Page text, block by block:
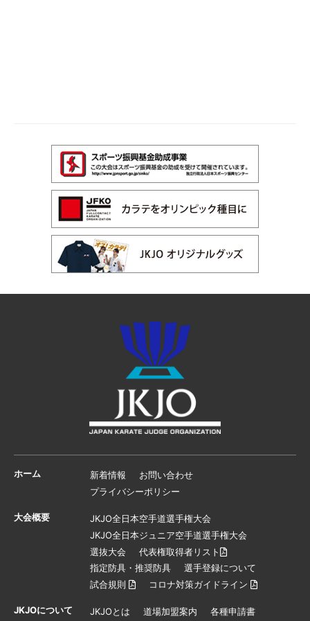
ホーム 新着情報
お問い合わせ
プライバシーポリシー
大会概要
JKJO全日本空手道選手権大会
JKJO全日本ジュニア空手道選手権大会
選抜大会
代表権取得者リスト
指定防具・推奨防具
選手登録について
試合規則
コロナ対策ガイドライン
JKJOについて JKJOとは 道場加盟案内 各種申請書